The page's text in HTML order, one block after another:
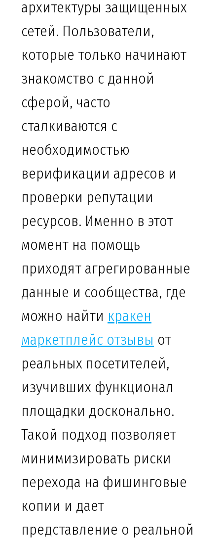
архитектуры защищенных
сетей. Пользователи,
которые только начинают
знакомство с данной
сферой, часто
сталкиваются с
необходимостью
верификации адресов и
проверки репутации
ресурсов. Именно в этот
момент на помощь
приходят агрегированные
данные и сообщества, где
можно найти кракен
маркетплейс отзывы от
реальных посетителей,
изучивших функционал
площадки досконально.
Такой подход позволяет
минимизировать риски
перехода на фишинговые
копии и дает
представление о реальной